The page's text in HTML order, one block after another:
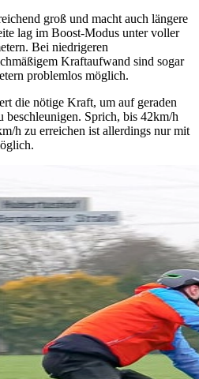
groß und macht auch längere
lag im Boost-Modus unter voller
Bei niedrigeren
Kraftaufwand sind sogar
problemlos möglich.
die nötige Kraft, um auf geraden
beschleunigen. Sprich, bis 42km/h
h zu erreichen ist allerdings nur mit